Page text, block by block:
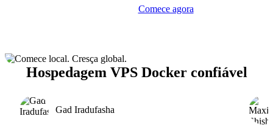
Comece agora
Hospedagem VPS Docker confiável
Gad Iradufasha